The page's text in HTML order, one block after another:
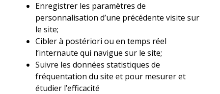
Enregistrer les paramètres de
personnalisation d’une précédente visite sur
le site;
Cibler à postériori ou en temps réel
l’internaute qui navigue sur le site;
Suivre les données statistiques de
fréquentation du site et pour mesurer et
étudier l’efficacité